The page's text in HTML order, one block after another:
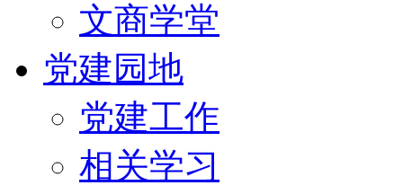
文商学堂
党建园地
党建工作
相关学习